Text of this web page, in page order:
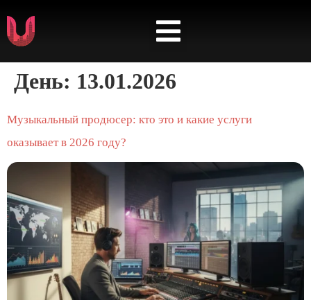
День: 13.01.2026
Музыкальный продюсер: кто это и какие услуги
оказывает в 2026 году?